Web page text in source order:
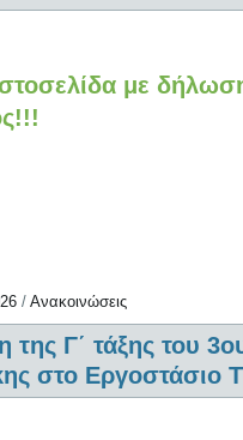
με
/Ανακοινώσεις
της Γ΄ τάξης του
στο Εργοστάσιο